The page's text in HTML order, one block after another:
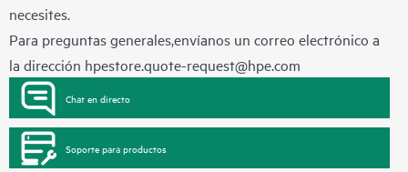
necesites.
Para preguntas generales,envíanos un correo electrónico a
la dirección hpestore.quote-request@hpe.com
Chat en directo
Soporte para productos